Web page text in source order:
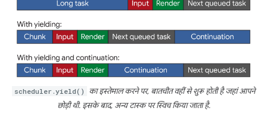
scheduler.yield()
का इस्तेमाल करने पर, बातचीत वहीं से शुरू होती है जहां आपने
छोड़ी थी. इसके बाद, अन्य टास्क पर स्विच किया जाता है.